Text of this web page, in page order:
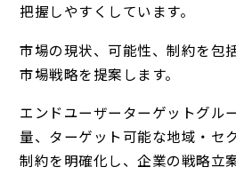
把握しやすくしています。
市場の現状、可能性、制約を包
市場戦略を提案します。
エンドユーザーターゲットグル
量、ターゲット可能な地域・セ
制約を明確化し、企業の戦略立